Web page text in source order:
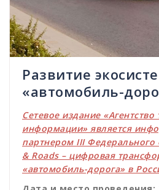
Развитие
«автомобиль-
Сетевое издание
информации» является
партнером III Федерального
& Roads – цифровая
«автомобиль-дорога» в